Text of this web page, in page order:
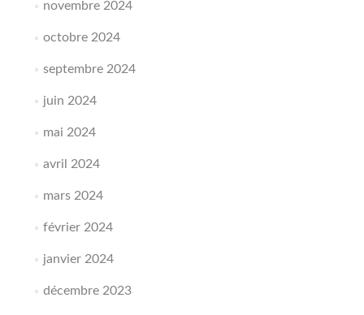
novembre 2024
octobre 2024
septembre 2024
juin 2024
mai 2024
avril 2024
mars 2024
février 2024
janvier 2024
décembre 2023